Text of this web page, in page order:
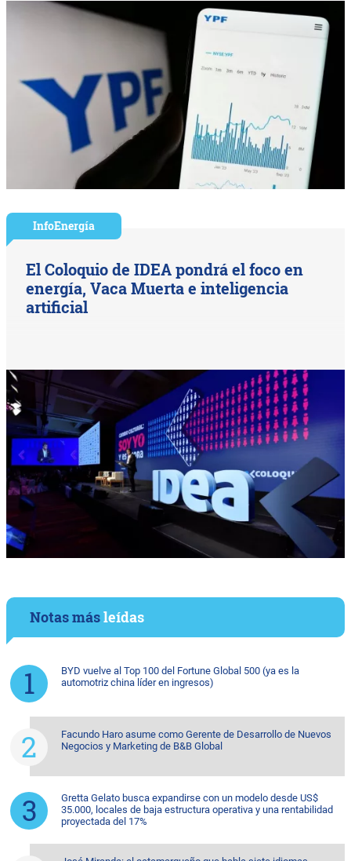
InfoEnergía
El Coloquio de IDEA pondrá el foco en
energía, Vaca Muerta e inteligencia
artificial
Notas másleídas
BYD vuelve al Top 100 del Fortune Global 500 (ya es la
automotriz china líder en ingresos)
Facundo Haro asume como Gerente de Desarrollo de Nuevos
Negocios y Marketing de B&B Global
Gretta Gelato busca expandirse con un modelo desde US$
35.000, locales de baja estructura operativa y una rentabilidad
proyectada del 17%